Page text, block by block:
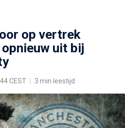
op vertrek
uit bij
CEST 3 min leestijd